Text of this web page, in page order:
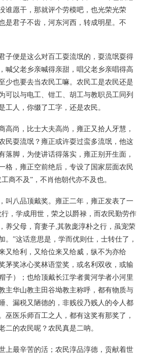
谁愿干，那就评个劳模吧，也光荣光荣
是君子不齿，河东河西，转成明星。不
子便是这么对百工耍流氓的，耍流氓耍得
喊父老乡亲喊得亲甜，唱父老乡亲唱得高
少也要去当农民工嘛。农民工是农民还是
可以与电工、钳工、胡工与教职员工同列
工人，你缀了工字，还是农民。
高尚，比士大夫高尚，雍正又拾人牙慧，
民耍流氓？雍正或许耍过蛮多流氓，他这
落脚，为使讲话得落实，雍正别开生面，
格，雍正空前绝后，专设了国家层面农民
工商不及”，不肖他朝代亦不及也。
叫八品顶戴奖。雍正二年，雍正发表了一
行，学成用世，荣之以爵禄，而农民勤劳作
养父母，育妻子, 其敦庞淳朴之行，虽宠荣
。 ”这话意思是，学而优则仕，士转仕了，
又给利，又给位来又给威，纵不为亦给
茅奖冰心奖林语堂奖，或名利双收，或输
子）；也给顶戴长江学者黄河学者小河里
主华山教主田谷坳教主称呼，都有物质与
、漏税又陋德的，非贱役乃贱人的令人都
巫医乐师百工之人，都有这奖有那奖了，
二的农民呢？农民真是二呐。
上最辛苦的活；农民淳品淳德，贡献着世